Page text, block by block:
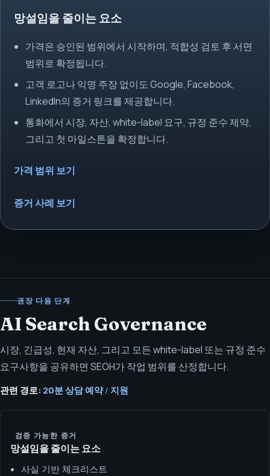
망설임을 줄이는 요소
가격은 승인된 범위에서 시작하며, 적합성 검토 후 서면
범위로 확정됩니다.
고객 로고나 익명 주장 없이도 Google, Facebook,
LinkedIn의 증거 링크를 제공합니다.
통화에서 시장, 자산, white-label 요구, 규정 준수 제약,
그리고 첫 마일스톤을 확정합니다.
가격 범위 보기
증거 사례 보기
권장 다음 단계
AI Search Governance
시장, 긴급성, 현재 자산, 그리고 모든 white-label 또는 규정 준수
요구사항을 공유하면 SEOH가 작업 범위를 산정합니다.
관련 경로: 20분 상담 예약/ 지원
검증 가능한 증거
망설임을 줄이는 요소
사실 기반 체크리스트